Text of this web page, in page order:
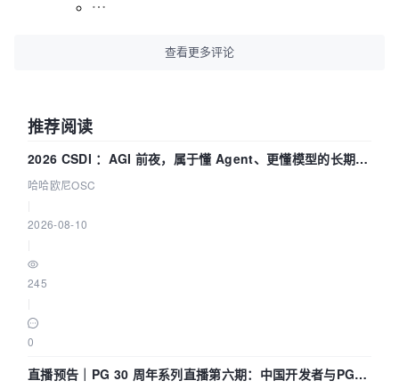
查看更多评论
推荐阅读
2026 CSDI ：AGI 前夜，属于懂 Agent、更懂模型的长期深
耕企业
哈哈欧尼OSC
2026-08-10
245
0
直播预告｜PG 30 周年系列直播第六期：中国开发者与PG内